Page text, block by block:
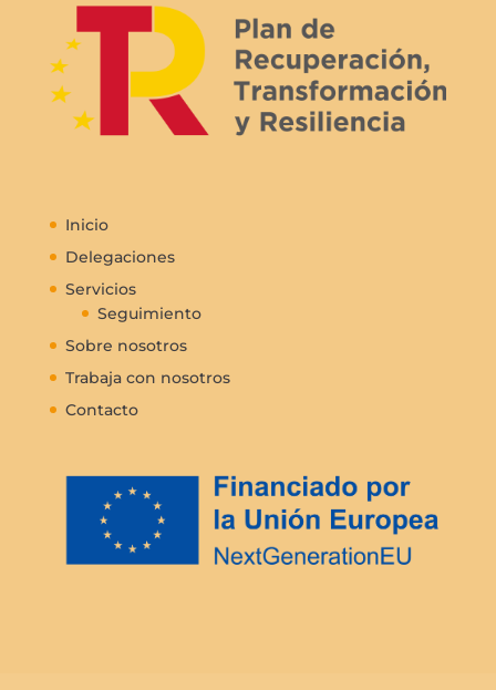
Inicio
Delegaciones
Servicios
Seguimiento
Sobre nosotros
Trabaja con nosotros
Contacto